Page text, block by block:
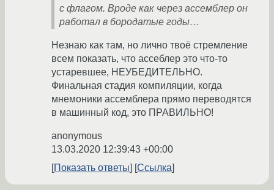
с флагом. Вроде как через ассемблер он
работал в бородатые годы…
Незнаю как там, но лично твоё стремление
всем показать, что ассеблер это что-то
устаревшее, НЕУБЕДИТЕЛЬНО.
Финальная стадия компиляции, когда
мнемоники ассемблера прямо переводятся
в машинный код, это ПРАВИЛЬНО!
anonymous
13.03.2020 12:39:43 +00:00
Показать ответы
Ссылка